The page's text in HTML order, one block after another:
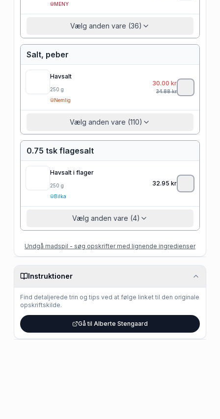
MENY
Vælg anden vare (36)
Salt, peber
Havsalt
250 g
Nemlig
30.00 kr
34.88kr
Vælg anden vare (110)
0.75 tsk flagesalt
Havsalt i flager
250 g
Bilka
32.95 kr
Vælg anden vare (4)
Undgå madspil - søg opskrifter med lignende ingredienser
Instruktioner
Find detaljerede trin og tips ved at følge linket til den originale
opskriftskilde.
Gå til Alberte Stengaard